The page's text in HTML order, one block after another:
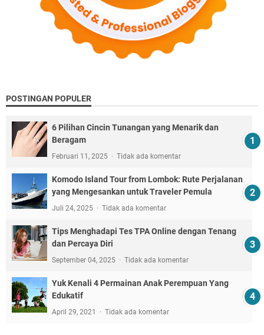
POSTINGAN POPULER
6 Pilihan Cincin Tunangan yang Menarik dan
Beragam
Februari 11, 2025 Tidak ada komentar
Komodo Island Tour from Lombok: Rute Perjalanan
yang Mengesankan untuk Traveler Pemula
Juli 24, 2025 Tidak ada komentar
Tips Menghadapi Tes TPA Online dengan Tenang
dan Percaya Diri
September 04, 2025 Tidak ada komentar
Yuk Kenali 4 Permainan Anak Perempuan Yang
Edukatif
April 29, 2021 Tidak ada komentar